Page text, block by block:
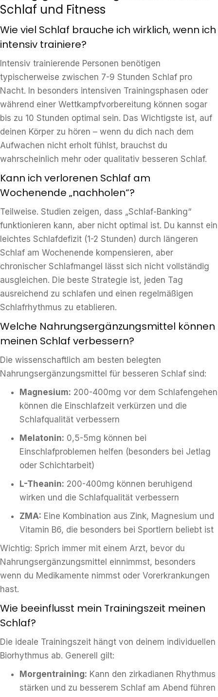
Schlaf und Fitness
Wie viel Schlaf brauche ich wirklich, wenn ich
intensiv trainiere?
Intensiv trainierende Personen benötigen
typischerweise zwischen 7-9 Stunden Schlaf pro
Nacht. In besonders intensiven Trainingsphasen oder
während einer Wettkampfvorbereitung können sogar
bis zu 10 Stunden optimal sein. Das Wichtigste ist, auf
deinen Körper zu hören – wenn du dich nach dem
Aufwachen nicht erholt fühlst, brauchst du
wahrscheinlich mehr oder qualitativ besseren Schlaf.
Kann ich verlorenen Schlaf am
Wochenende „nachholen“?
Teilweise. Studien zeigen, dass „Schlaf-Banking“
funktionieren kann, aber nicht optimal ist. Du kannst ein
leichtes Schlafdefizit (1-2 Stunden) durch längeren
Schlaf am Wochenende kompensieren, aber
chronischer Schlafmangel lässt sich nicht vollständig
ausgleichen. Die beste Strategie ist, jeden Tag
ausreichend zu schlafen und einen regelmäßigen
Schlafrhythmus zu etablieren.
Welche Nahrungsergänzungsmittel können
meinen Schlaf verbessern?
Die wissenschaftlich am besten belegten
Nahrungsergänzungsmittel für besseren Schlaf sind:
Magnesium: 200-400mg vor dem Schlafengehen
können die Einschlafzeit verkürzen und die
Schlafqualität verbessern
Melatonin: 0,5-5mg können bei
Einschlafproblemen helfen (besonders bei Jetlag
oder Schichtarbeit)
L-Theanin: 200-400mg können beruhigend
wirken und die Schlafqualität verbessern
ZMA: Eine Kombination aus Zink, Magnesium und
Vitamin B6, die besonders bei Sportlern beliebt ist
Wichtig: Sprich immer mit einem Arzt, bevor du
Nahrungsergänzungsmittel einnimmst, besonders
wenn du Medikamente nimmst oder Vorerkrankungen
hast.
Wie beeinflusst mein Trainingszeit meinen
Schlaf?
Die ideale Trainingszeit hängt von deinem individuellen
Biorhythmus ab. Generell gilt:
Morgentraining: Kann den zirkadianen Rhythmus
stärken und zu besserem Schlaf am Abend führen